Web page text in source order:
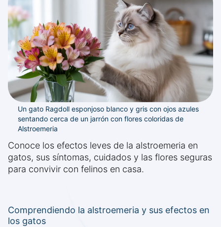
Un gato Ragdoll esponjoso blanco y gris con ojos azules
sentando cerca de un jarrón con flores coloridas de
Alstroemeria
Conoce los efectos leves de la alstroemeria en
gatos, sus síntomas, cuidados y las flores seguras
para convivir con felinos en casa.
Comprendiendo la alstroemeria y sus efectos en
los gatos